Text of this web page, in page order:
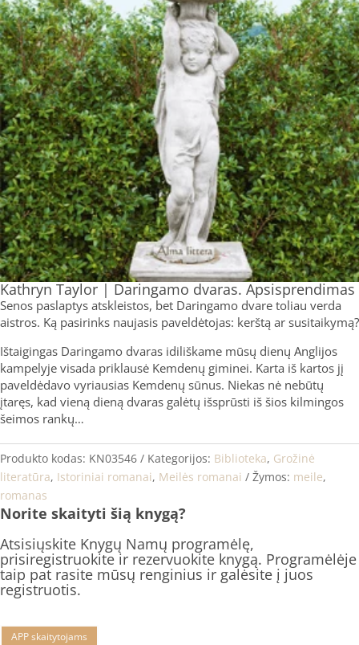
Kathryn Taylor | Daringamo dvaras. Apsisprendimas
Senos paslaptys atskleistos, bet Daringamo dvare toliau verda
aistros. Ką pasirinks naujasis paveldėtojas: kerštą ar susitaikymą?
Ištaigingas Daringamo dvaras idiliškame mūsų dienų Anglijos
kampelyje visada priklausė Kemdenų giminei. Karta iš kartos jį
paveldėdavo vyriausias Kemdenų sūnus. Niekas nė nebūtų
įtaręs, kad vieną dieną dvaras galėtų išsprūsti iš šios kilmingos
šeimos rankų…
Produkto kodas: KN03546 Kategorijos: Biblioteka, Grožinė
literatūra, Istoriniai romanai, Meilės romanai Žymos: meile,
romanas
Norite skaityti šią knygą?
Atsisiųskite Knygų Namų programėlę,
prisiregistruokite ir rezervuokite knygą. Programėlėje
taip pat rasite mūsų renginius ir galėsite į juos
registruotis.
APP skaitytojams